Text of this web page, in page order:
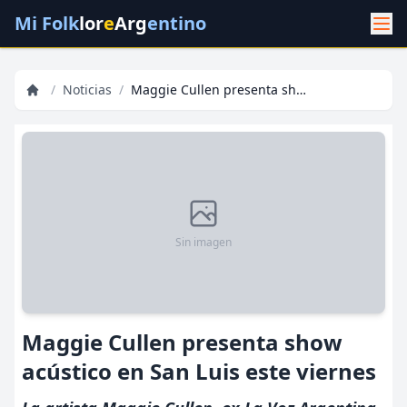
Mi FolkloreArgentino
/ Noticias / Maggie Cullen presenta show acústico en San Luis este viernes
Sin imagen
Maggie Cullen presenta show
acústico en San Luis este viernes